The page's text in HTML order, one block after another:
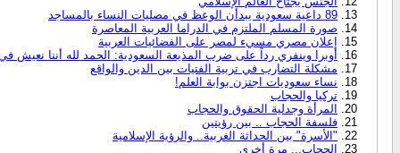
89 داعية سعودية يبدأن الوعظ في مصليات النساء بالمساجد
صورة المسلم الملتزم في الدراما العربية المعاصرة
إعلان مصري مسيء لمصر على الفضائيات العربية
أوبرا وينفري رداً على ضرب المذيعة السعودية: الحمد لله أننا نعيش في
مشكلة التضارب في تربية الفتيات بين الدين والواقع
نساء سعوديات اجتزن بوابة العلم!
تركيا والحجاب
المرأة وجدلية الحقوق والحجاب
فلسفة الحجاب .. بين رؤيتين
"الأسرة" بين الحداثة الغربية.. والرؤية الإسلامية
الحجاب... مرة أخرى